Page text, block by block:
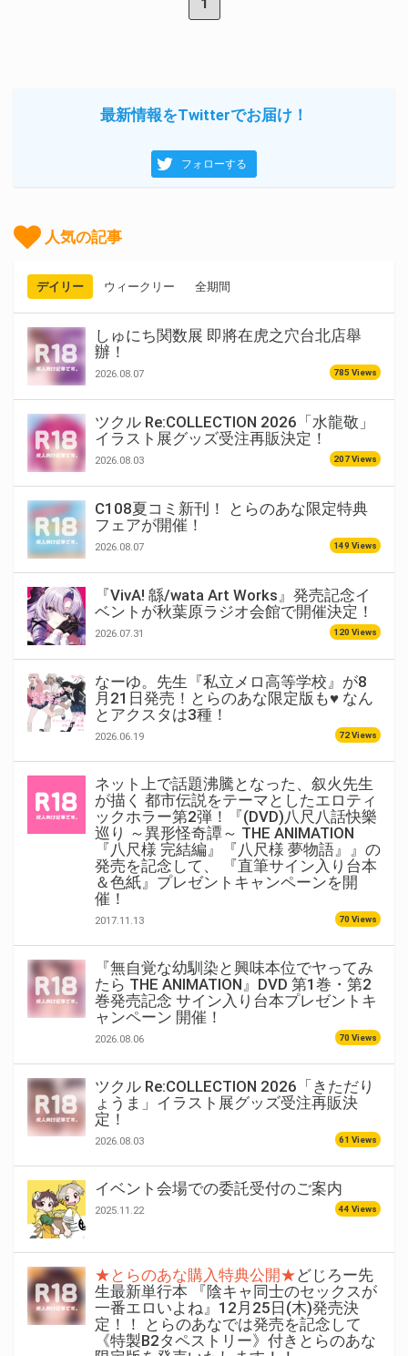
1
最新情報をTwitterでお届け！
フォローする
人気の記事
デイリー ウィークリー 全期間
しゅにち関数展 即將在虎之穴台北店舉
辦！
2026.08.07 785 Views
ツクル Re:COLLECTION 2026「水龍敬」
イラスト展グッズ受注再販決定！
2026.08.03 207 Views
C108夏コミ新刊！ とらのあな限定特典
フェアが開催！
2026.08.07 149 Views
『VivA! 緜/wata Art Works』発売記念イ
ベントが秋葉原ラジオ会館で開催決定！
2026.07.31 120 Views
なーゆ。先生『私立メロ高等学校』が8
月21日発売！とらのあな限定版も♥ なん
とアクスタは3種！
2026.06.19 72 Views
ネット上で話題沸騰となった、叙火先生
が描く 都市伝説をテーマとしたエロティ
ックホラー第2弾！『(DVD)八尺八話快樂
巡り ～異形怪奇譚～ THE ANIMATION
『八尺様 完結編』『八尺様 夢物語』』の
発売を記念して、 『直筆サイン入り台本
＆色紙』プレゼントキャンペーンを開
催！
2017.11.13 70 Views
『無自覚な幼馴染と興味本位でヤってみ
たら THE ANIMATION』DVD 第1巻・第2
巻発売記念 サイン入り台本プレゼントキ
ャンペーン 開催！
2026.08.06 70 Views
ツクル Re:COLLECTION 2026「きただり
ょうま」イラスト展グッズ受注再販決
定！
2026.08.03 61 Views
イベント会場での委託受付のご案内
2025.11.22 44 Views
★とらのあな購入特典公開★どじろー先
生最新単行本 『陰キャ同士のセックスが
一番エロいよね』12月25日(木)発売決
定！！ とらのあなでは発売を記念して
《特製B2タペストリー》付きとらのあな